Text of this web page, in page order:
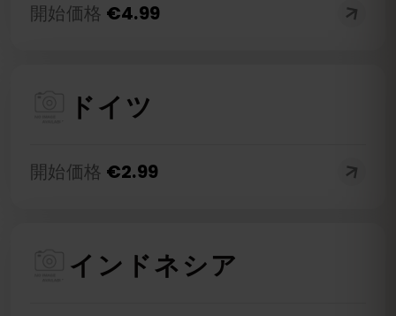
開始価格 €4.99
ドイツ
開始価格 €2.99
インドネシア